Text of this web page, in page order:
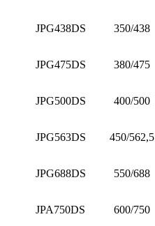
JPG438DS 350/438
JPG475DS 380/475
JPG500DS 400/500
JPG563DS 450/562,5
JPG688DS 550/688
JPA750DS 600/750